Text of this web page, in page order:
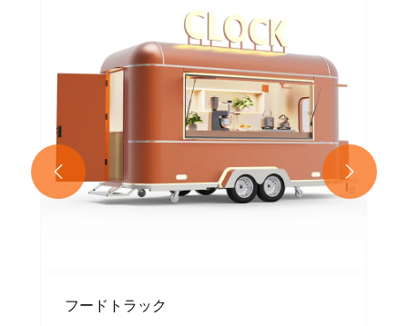
フードトラック
 